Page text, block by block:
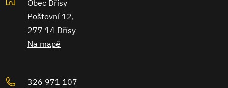
Obec Dřísy
Poštovní 12,
277 14 Dřísy
Na mapě
326 971 107